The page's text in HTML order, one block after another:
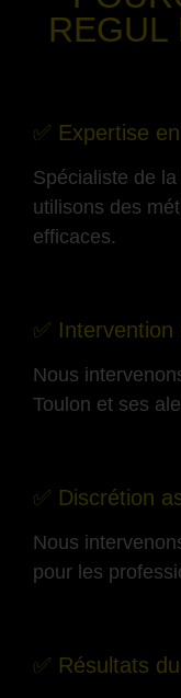
REGUL
✅ Expertise
Spécialiste de
utilisons des
efficaces.
✅ Intervention
Nous
Toulon et ses
✅ Discrétion
Nous
pour les
✅ Résultats